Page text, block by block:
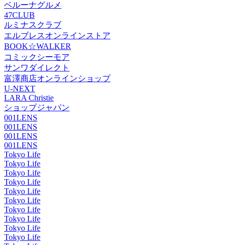
ベルーナグルメ
47CLUB
ルミナスクラブ
エルブレスオンラインストア
BOOK☆WALKER
コミックシーモア
サンワダイレクト
富澤商店オンラインショップ
U-NEXT
LARA Christie
ショップジャパン
001LENS
001LENS
001LENS
001LENS
Tokyo Life
Tokyo Life
Tokyo Life
Tokyo Life
Tokyo Life
Tokyo Life
Tokyo Life
Tokyo Life
Tokyo Life
Tokyo Life